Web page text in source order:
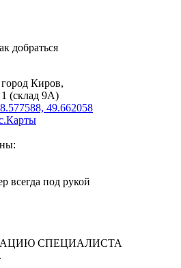
добраться
Киров,
(склад 9А)
49.662058
всегда под рукой
СПЕЦИАЛИСТА